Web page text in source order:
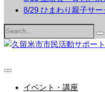
8/29 ひまわり親子サー
Search
for:
イベント・講座